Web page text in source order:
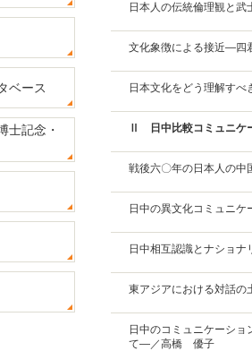
日本人の伝統倫理観と
文化象徴による接近―
日本文化をどう理解す
Ⅱ 日中比較コミュニケ
戦後六〇年の日本人の中
日中の異文化コミュニ
日中相互認識とナショ
東アジアにおける対話
日中のコミュニケーシ
て―／高橋 優子
ベース
士記念・